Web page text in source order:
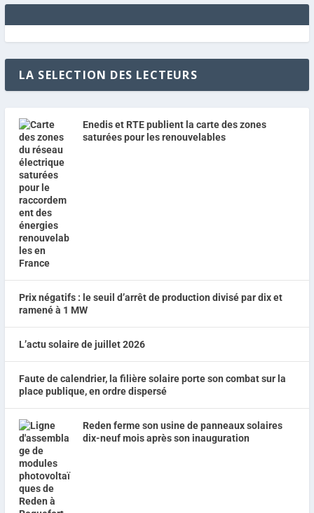
LA SELECTION DES LECTEURS
Enedis et RTE publient la carte des zones
saturées pour les renouvelables
Prix négatifs : le seuil d’arrêt de production divisé par dix et
ramené à 1 MW
L’actu solaire de juillet 2026
Faute de calendrier, la filière solaire porte son combat sur la
place publique, en ordre dispersé
Reden ferme son usine de panneaux solaires
dix-neuf mois après son inauguration